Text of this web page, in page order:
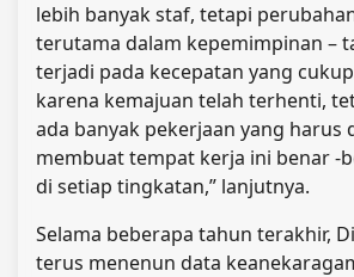
lebih banyak staf, tetapi
terutama dalam kepemimpinan –
terjadi pada kecepatan yang
karena kemajuan telah terhenti,
ada banyak pekerjaan yang harus
membuat tempat kerja ini benar -
di setiap tingkatan,” lanjutnya.
Selama beberapa tahun terakhir,
terus menenun data